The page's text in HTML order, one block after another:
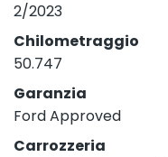
2/2023
Chilometraggio
50.747
Garanzia
Ford Approved
Carrozzeria